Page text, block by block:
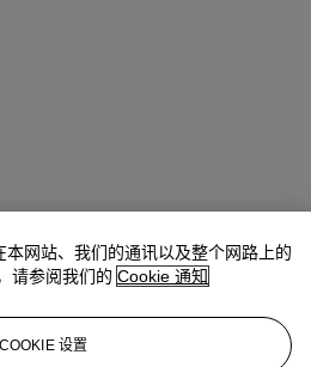
网站、我们的通讯以及整个网路上的
请参阅我们的 Cookie 通知
COOKIE 设置